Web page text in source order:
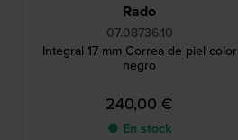
Rado
07.08736.10
Integral 17 mm Correa de piel color
negro
240,00 €
● En stock